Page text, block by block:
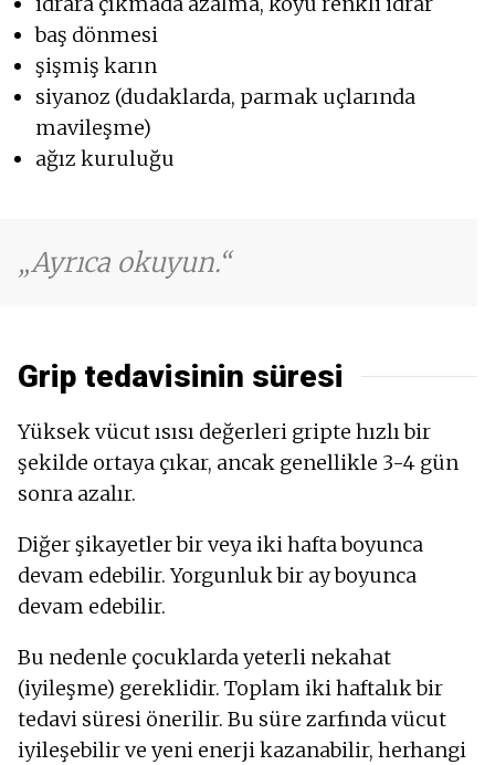
baş dönmesi
şişmiş karın
siyanoz (dudaklarda, parmak uçlarında
mavileşme)
ağız kuruluğu
Ayrıca okuyun.
Grip tedavisinin süresi
Yüksek vücut ısısı değerleri gripte hızlı bir
şekilde ortaya çıkar, ancak genellikle 3-4 gün
sonra azalır.
Diğer şikayetler bir veya iki hafta boyunca
devam edebilir. Yorgunluk bir ay boyunca
devam edebilir.
Bu nedenle çocuklarda yeterli nekahat
(iyileşme) gereklidir. Toplam iki haftalık bir
tedavi süresi önerilir. Bu süre zarfında vücut
iyileşebilir ve yeni enerji kazanabilir, herhangi